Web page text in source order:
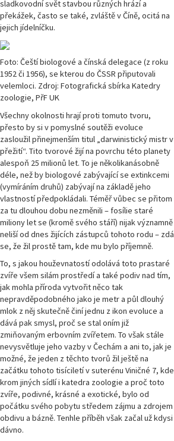
sladkovodní svět stavbou různých hrází a
překážek, často se také, zvláště v Číně, ocitá na
jejich jídelníčku.
Foto: Čeští biologové a čínská delegace (z roku
1952 či 1956), se kterou do ČSSR připutovali
velemloci. Zdroj: Fotografická sbírka Katedry
zoologie, PřF UK
Všechny okolnosti hrají proti tomuto tvoru,
přesto by si v pomyslné soutěži evoluce
zasloužil přinejmenším titul „darwinistický mistr v
přežití“. Tito tvorové žijí na povrchu této planety
alespoň 25 milionů let. To je několikanásobně
déle, než by biologové zabývající se extinkcemi
(vymíráním druhů) zabývají na základě jeho
vlastností předpokládali. Téměř vůbec se přitom
za tu dlouhou dobu nezměnili – fosílie staré
miliony let se (kromě svého stáří) nijak významně
neliší od dnes žijících zástupců tohoto rodu – zdá
se, že žil prostě tam, kde mu bylo příjemně.
To, s jakou houževnatostí odolává toto prastaré
zvíře všem silám prostředí a také podiv nad tím,
jak mohla příroda vytvořit něco tak
nepravděpodobného jako je metr a půl dlouhý
mlok z něj skutečně činí jednu z ikon evoluce a
dává pak smysl, proč se stal oním již
zmiňovaným erbovním zvířetem. To však stále
nevysvětluje jeho vazby v Čechám a ani to, jak je
možné, že jeden z těchto tvorů žil ještě na
začátku tohoto tisíciletí v suterénu Viničné 7, kde
krom jiných sídlí i katedra zoologie a proč toto
zvíře, podivné, krásné a exotické, bylo od
počátku svého pobytu středem zájmu a zdrojem
obdivu a bázně. Tenhle příběh však začal už kdysi
dávno.